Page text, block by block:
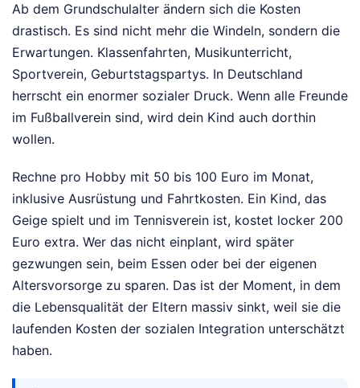
Ab dem Grundschulalter ändern sich die Kosten
drastisch. Es sind nicht mehr die Windeln, sondern die
Erwartungen. Klassenfahrten, Musikunterricht,
Sportverein, Geburtstagspartys. In Deutschland
herrscht ein enormer sozialer Druck. Wenn alle Freunde
im Fußballverein sind, wird dein Kind auch dorthin
wollen.
Rechne pro Hobby mit 50 bis 100 Euro im Monat,
inklusive Ausrüstung und Fahrtkosten. Ein Kind, das
Geige spielt und im Tennisverein ist, kostet locker 200
Euro extra. Wer das nicht einplant, wird später
gezwungen sein, beim Essen oder bei der eigenen
Altersvorsorge zu sparen. Das ist der Moment, in dem
die Lebensqualität der Eltern massiv sinkt, weil sie die
laufenden Kosten der sozialen Integration unterschätzt
haben.